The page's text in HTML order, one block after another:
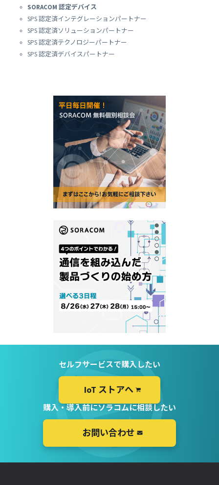
SORACOM 認定デバイス
SPS 認定済インテグレーションパートナー
SPS 認定済ソリューションパートナー
SPS 認定済テクノロジーパートナー
SPS 認定済デバイスパートナー
セルフサービスで購入したい
IoT ストアへ
購入・導入前にソラコムに相談したい
お問い合わせ